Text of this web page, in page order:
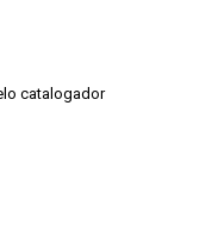
catalogador